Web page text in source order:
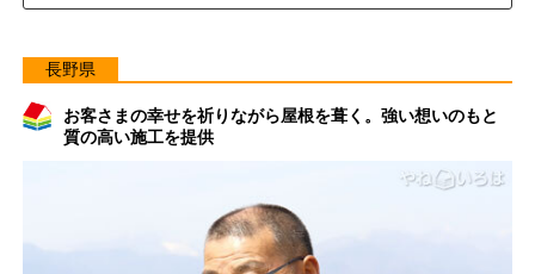
長野県
お客さまの幸せを祈りながら屋根を葺く。強い想いのもと
質の高い施工を提供